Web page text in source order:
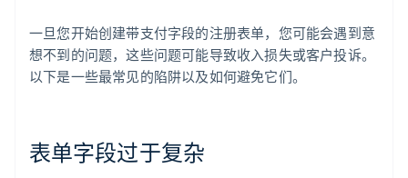
一旦您开始创建带支付字段的注册表单，您可能会遇到意
想不到的问题，这些问题可能导致收入损失或客户投诉。
以下是一些最常见的陷阱以及如何避免它们。
表单字段过于复杂